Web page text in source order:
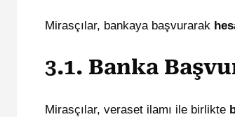
Mirasçılar, bankaya başvurarak
3.1. Banka
Mirasçılar, veraset ilamı ile birlikte